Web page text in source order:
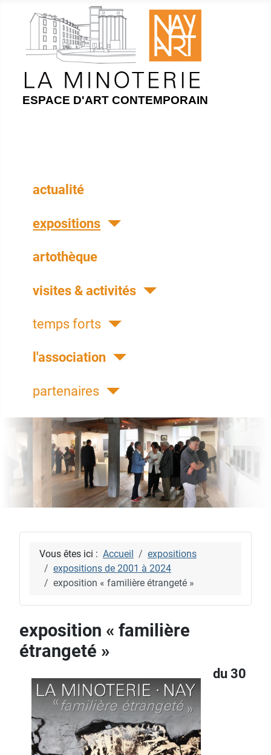
ESPACE D'ART CONTEMPORAIN
actualité
expositions
artothèque
visites & activités
temps forts
l'association
partenaires
Vous êtes ici : Accueil
expositions
expositions de 2001 à 2024
exposition « familière étrangeté »
exposition « familière
étrangeté »
du 30